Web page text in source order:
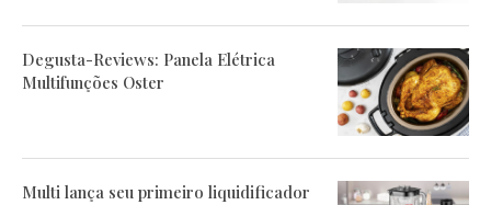
Degusta-Reviews: Panela Elétrica
Multifunções Oster
Multi lança seu primeiro liquidificador